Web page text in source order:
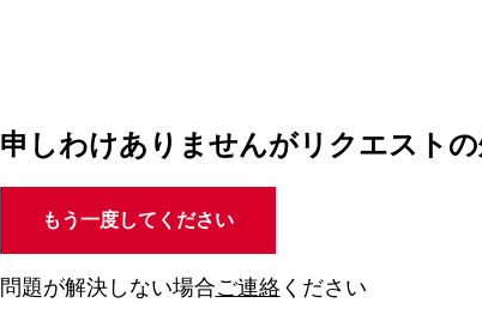
申しわけありませんがリクエスト
もう一度してください
問題が解決しない場合ご連絡 ください